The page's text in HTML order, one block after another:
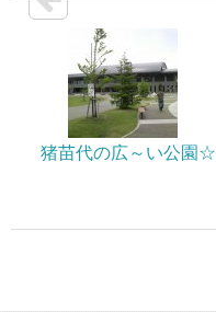
猪苗代の広～い公園☆